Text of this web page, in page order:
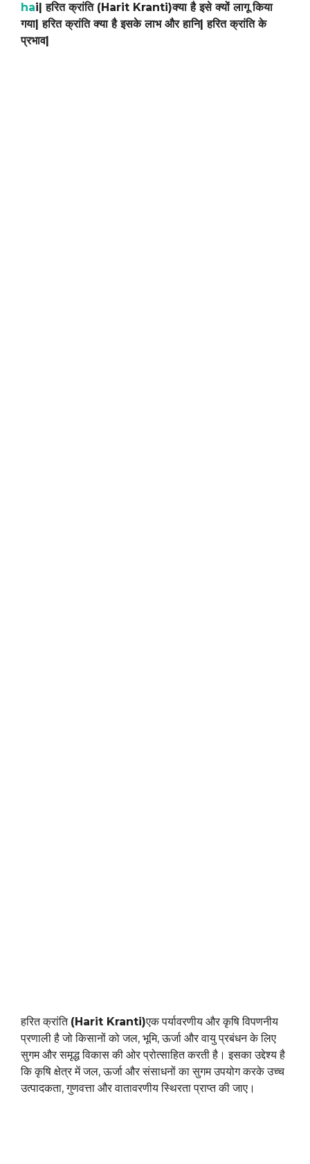
hai| हरित क्रांति (Harit Kranti)क्या है इसे क्यों लागू किया
गया| हरित क्रांति क्या है इसके लाभ और हानि| हरित क्रांति के
प्रभाव|
हरित क्रांति (Harit Kranti)एक पर्यावरणीय और कृषि विपणनीय
प्रणाली है जो किसानों को जल, भूमि, ऊर्जा और वायु प्रबंधन के लिए
सुगम और समृद्ध विकास की ओर प्रोत्साहित करती है। इसका उद्देश्य है
कि कृषि क्षेत्र में जल, ऊर्जा और संसाधनों का सुगम उपयोग करके उच्च
उत्पादकता, गुणवत्ता और वातावरणीय स्थिरता प्राप्त की जाए।